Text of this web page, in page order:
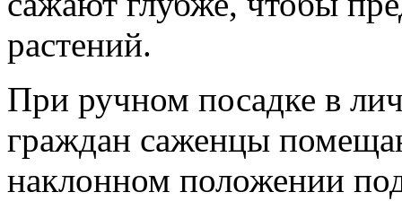
растений.
При ручном посадке в
граждан саженцы
наклонном положении